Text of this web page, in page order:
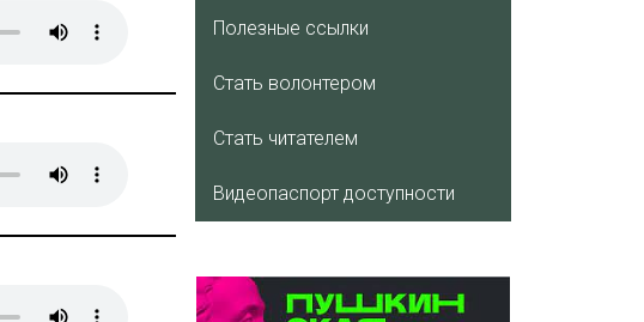
Полезные ссылки
Стать волонтером
Стать читателем
Видеопаспорт доступности